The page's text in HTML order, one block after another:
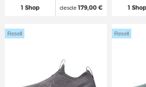
1 Shop desde179,00 € 1 Shop
Resell Resell